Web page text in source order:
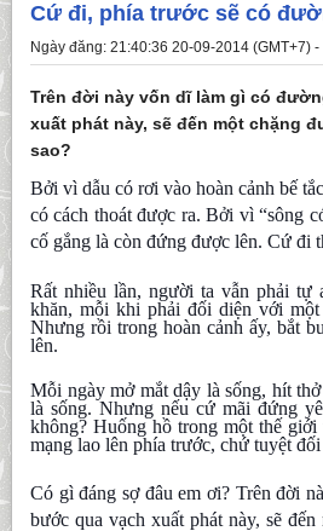
Cứ đi, phía trước sẽ có
Ngày đăng: 21:40:36 20-09-2014 (GMT+7)
Trên đời này vốn dĩ làm gì có
xuất phát này, sẽ đến một chặng
sao?
Bởi vì dẫu có rơi vào hoàn cảnh bế
có cách thoát được ra. Bởi vì “sông
cố gắng là còn đứng được lên. Cứ đi
Rất nhiều lần, người ta vẫn phải
khăn, mỗi khi phải đối diện với
Nhưng rồi trong hoàn cảnh ấy, bắt
lên.
Mỗi ngày mở mắt dậy là sống, hít
là sống. Nhưng nếu cứ mãi đứng
không? Huống hồ trong một thế
mạng lao lên phía trước, chứ tuyệt
Có gì đáng sợ đâu em ơi? Trên đời
bước qua vạch xuất phát này, sẽ